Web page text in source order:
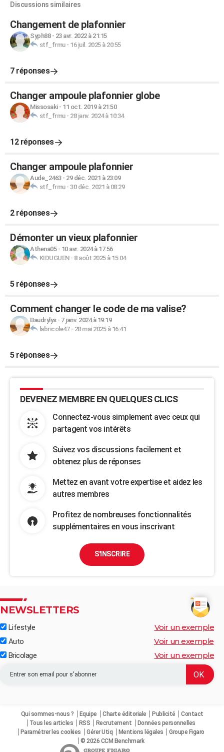
Discussions similaires
Changement de plafonnier
Syph88- 23 avr. 2022 à 21:15
stf_frmu- 16 juil. 2025 à 20:55
7 réponses
Changer ampoule plafonnier globe
Missosaki- 11 oct. 2019 à 21:50
stf_frmu- 28 janv. 2024 à 10:34
12 réponses
Changer ampoule plafonnier
Aude_2463- 29 déc. 2021 à 23:09
stf_frmu- 30 déc. 2021 à 08:29
2 réponses
Démonter un vieux plafonnier
Athena05- 10 avr. 2024 à 17:56
KIDUGUEN- 8 août 2025 à 15:04
5 réponses
Comment changer le code de ma valise?
Baudrylys- 7 janv. 2024 à 19:19
labricole47- 28 mai 2025 à 16:41
5 réponses
DEVENEZ MEMBRE EN QUELQUES CLICS
Connectez-vous simplement avec ceux qui
partagent vos intérêts
Suivez vos discussions facilement et
obtenez plus de réponses
Mettez en avant votre expertise et aidez les
autres membres
Profitez de nombreuses fonctionnalités
supplémentaires en vous inscrivant
S'INSCRIRE
NEWSLETTERS
Lifestyle Voir un exemple
Auto Voir un exemple
Bricolage Voir un exemple
Qui sommes-nous ? Equipe Charte éditoriale Publicité
Contact
Tous les articles
RSS Recrutement
Données personnelles
Paramétrer les cookies
Gérer Utiq Mentions légales
Groupe Figaro
© 2026 CCM Benchmark